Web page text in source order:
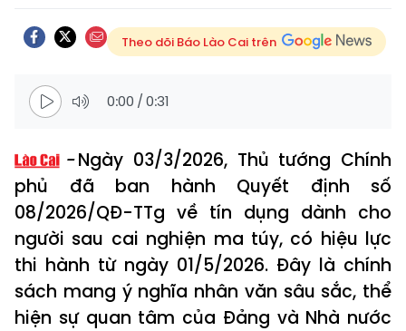
Theo dõi Báo Lào Cai trên
0:00 /0:31
Ngày 03/3/2026, Thủ tướng Chính
phủ đã ban hành Quyết định số
08/2026/QĐ-TTg về tín dụng dành cho
người sau cai nghiện ma túy, có hiệu lực
thi hành từ ngày 01/5/2026. Đây là chính
sách mang ý nghĩa nhân văn sâu sắc, thể
hiện sự quan tâm của Đảng và Nhà nước